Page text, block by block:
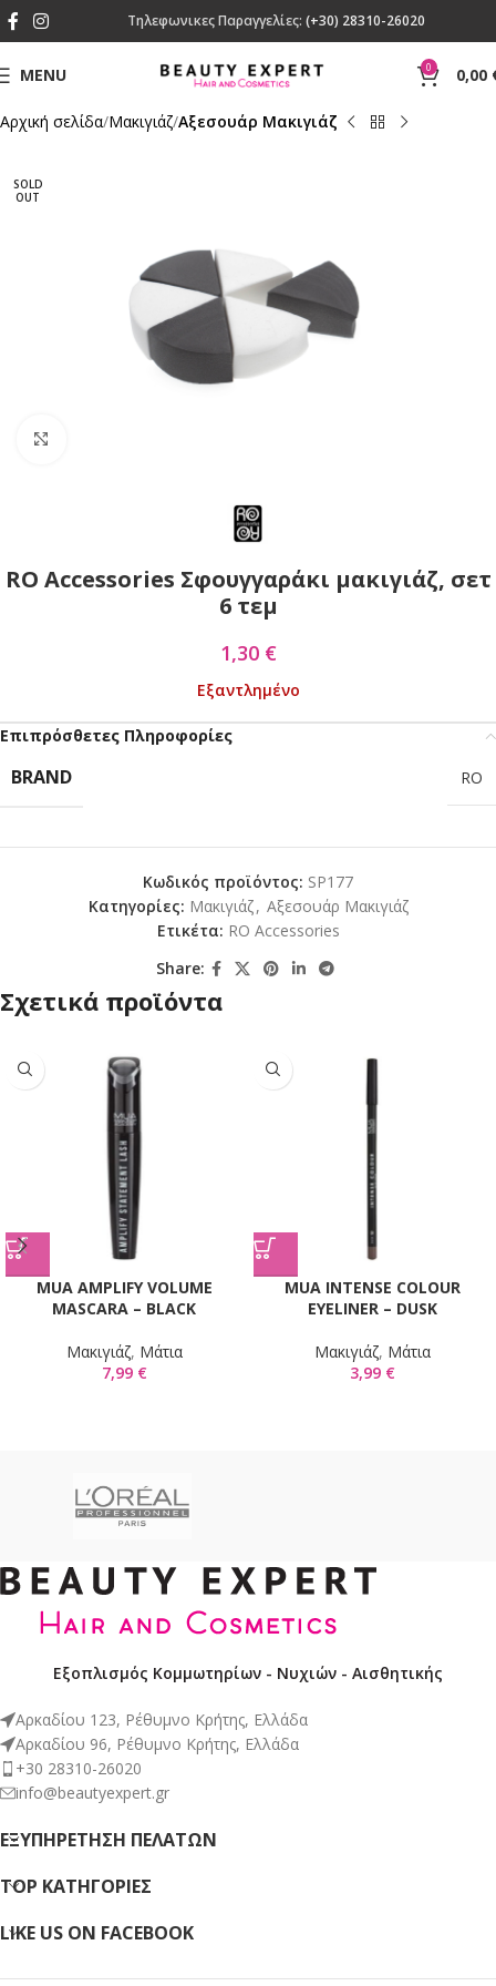
Τηλεφωνικες Παραγγελίες: (+30) 28310-26020
MENU 0 0,00
Αρχική σελίδα Mακιγιάζ Αξεσουάρ Μακιγιάζ
SOLD
OUT
RO Accessories Σφουγγαράκι μακιγιάζ, σετ
6 τεμ
1,30 €
Εξαντλημένο
Επιπρόσθετες Πληροφορίες
BRAND RO
Κωδικός προϊόντος: SP177
Κατηγορίες: Mακιγιάζ, Αξεσουάρ Μακιγιάζ
Ετικέτα: RO Accessories
Share:
Σχετικά προϊόντα
MUA AMPLIFY VOLUME
MASCARA – BLACK
Mακιγιάζ, Μάτια
7,99 €
MUA INTENSE COLOUR
EYELINER – DUSK
Mακιγιάζ, Μάτια
3,99 €
Εξοπλισμός Κομμωτηρίων - Νυχιών - Αισθητικής
Αρκαδίου 123, Ρέθυμνο Κρήτης, Ελλάδα
Αρκαδίου 96, Ρέθυμνο Κρήτης, Ελλάδα
+30 28310-26020
info@beautyexpert.gr
ΕΞΥΠΗΡΈΤΗΣΗ ΠΕΛΑΤΏΝ
TOP ΚΑΤΗΓΟΡΙΕΣ
LIKE US ON FACEBOOK